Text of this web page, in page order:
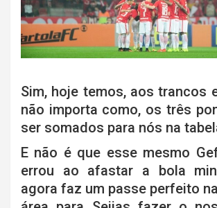
Sim, hoje temos, aos trancos
não importa como, os três
ser somados para nós na
E não é que esse mesmo
errou ao afastar a bola
agora faz um passe perfeito